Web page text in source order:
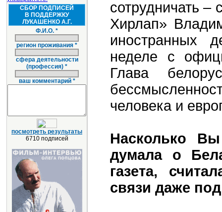
СБОР ПОДПИСЕЙ
В ПОДДЕРЖКУ
ЛУКАШЕНКО А.Г.
Ф.И.О. *
регион проживания *
сфера деятельности
(профессия) *
ваш комментарий *
посмотреть результаты
6710 подписей
сотрудничать –
Хирлап»
иностранных
неделе с
Глава
человека и
Насколько
думала о
газета,
связи даже